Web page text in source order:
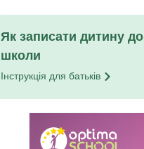
Як записати дитину до
школи
Інструкція для батьків